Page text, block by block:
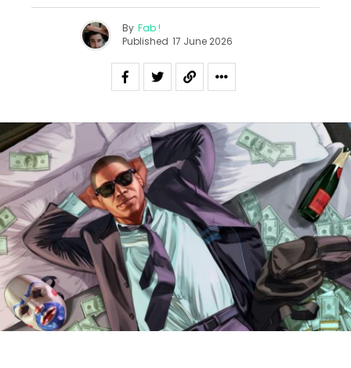
By Fab !
Published 17 June 2026